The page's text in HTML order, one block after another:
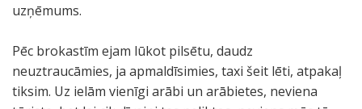
uzņēmums.
Pēc brokastīm ejam lūkot pilsētu, daudz
neuztraucāmies, ja apmaldīsimies, taxi šeit lēti, atpakaļ
tiksim. Uz ielām vienīgi arābi un arābietes, neviena